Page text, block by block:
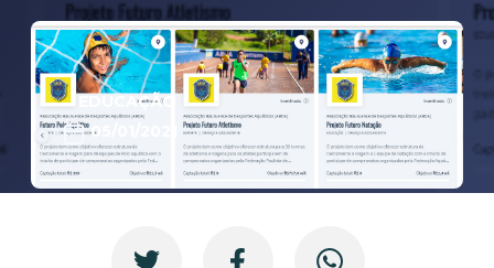
EDUCAÇÃO
05/01/2021